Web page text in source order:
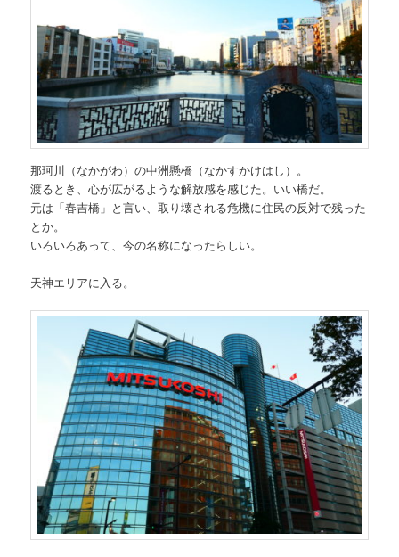
那珂川（なかがわ）の中洲懸橋（なかすかけはし）。
渡るとき、心が広がるような解放感を感じた。いい橋だ。
元は「春吉橋」と言い、取り壊される危機に住民の反対で残った
とか。
いろいろあって、今の名称になったらしい。
天神エリアに入る。